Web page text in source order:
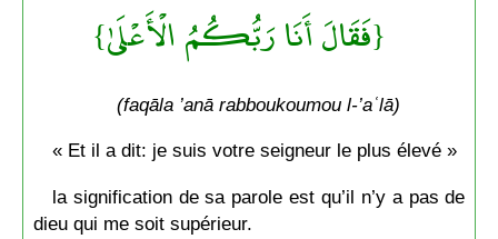
{فَقَالَ أَنَا رَبُّكُمُ الْأَعْلَىٰ}
(faqāla ’anā rabboukoumou l-’aʿlā)
« Et il a dit: je suis votre seigneur le plus élevé »
la signification de sa parole est qu’il n’y a pas de
dieu qui me soit supérieur.